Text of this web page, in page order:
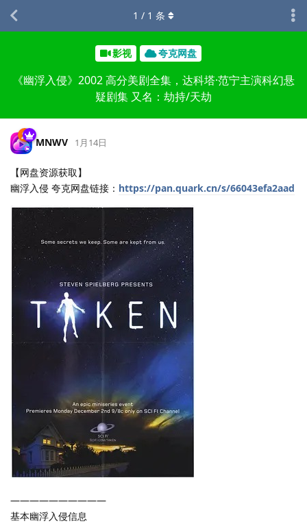
影视 夸克网盘
《幽浮入侵》2002 高分美剧全集，达科塔·范宁主演科幻悬
疑剧集 又名：劫持/天劫
1 / 1 条
MNWV 1月14日
【网盘资源获取】
幽浮入侵 夸克网盘链接： https://pan.quark.cn/s/66043efa2aad
——————————
基本幽浮入侵信息